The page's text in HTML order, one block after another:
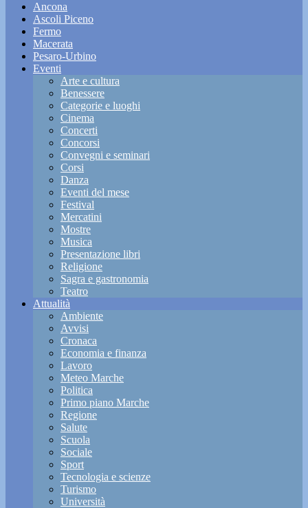
Ancona
Ascoli Piceno
Fermo
Macerata
Pesaro-Urbino
Eventi
Arte e cultura
Benessere
Categorie e luoghi
Cinema
Concerti
Concorsi
Convegni e seminari
Corsi
Danza
Eventi del mese
Festival
Mercatini
Mostre
Musica
Presentazione libri
Religione
Sagra e gastronomia
Teatro
Attualità
Ambiente
Avvisi
Cronaca
Economia e finanza
Lavoro
Meteo Marche
Politica
Primo piano Marche
Regione
Salute
Scuola
Sociale
Sport
Tecnologia e scienze
Turismo
Università